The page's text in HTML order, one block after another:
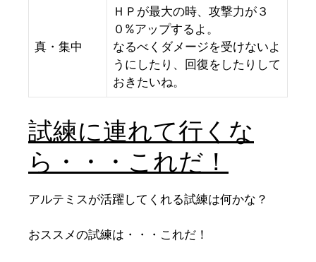
真・集中
ＨＰが最大の時、攻撃力が３
０%アップするよ。
なるべくダメージを受けないよ
うにしたり、回復をしたりして
おきたいね。
試練に連れて行くな
ら・・・これだ！
アルテミスが活躍してくれる試練は何かな？
おススメの試練は・・・これだ！